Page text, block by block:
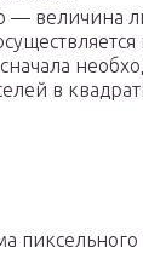
— величина
в